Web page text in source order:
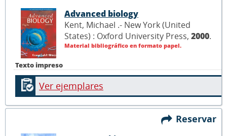
Texto impreso
Advanced biology
Kent, Michael .- New York (United
States) : Oxford University Press, 2000.
Material bibliográfico en formato papel.
Ver ejemplares
Reservar